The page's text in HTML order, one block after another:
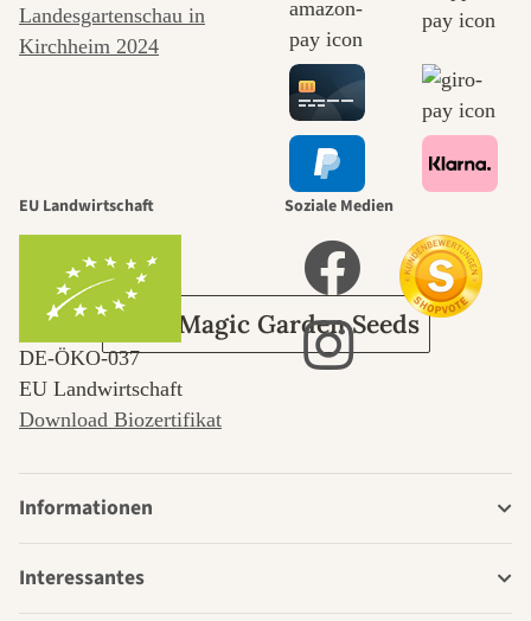
Wege zu uns
selbst führt
durch den
Garten
Über Magic Garden Seeds
EU Landwirtschaft
DE‑ÖKO‑037
EU Landwirtschaft
Download Biozertifikat
Soziale Medien
Informationen
Interessantes